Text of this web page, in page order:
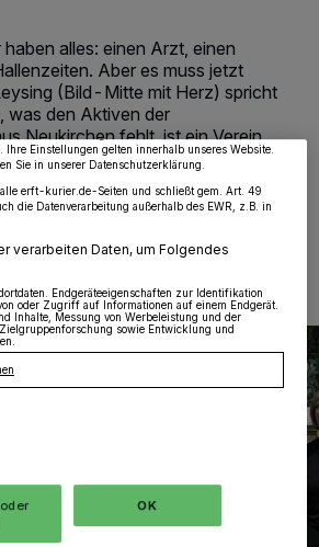
haben alles: einen Arzt, einen
Aber es muss jetzt
(Bild-Mitte mit Herz) spricht
was den Aktiven der
Neukirchen fehlt, ist ein Verein.
Kennungen auf Ihrem Gerät zu. Durch Auswahl
Technologien für die unter „Wir und unsere
Ihnen Dienste bereitzustellen“ aufgeführten
sind, sind manche Inhalte und Anzeigen
relevant für Sie. Sie können dieses Menü jederzeit
zu ändern oder Ihre Einwilligung zu
Link Einstellungen oder Ablehnen am unteren
Ihre Einstellungen gelten innerhalb unseres Website.
Sie in unserer Datenschutzerklärung.
erft-kurier.de-Seiten und schließt gem. Art. 49
die Datenverarbeitung außerhalb des EWR, z.B. in
verarbeiten Daten, um Folgendes
Endgeräteeigenschaften zur Identifikation
oder Zugriff auf Informationen auf einem Endgerät.
Inhalte, Messung von Werbeleistung und der
sowie Entwicklung und
OK